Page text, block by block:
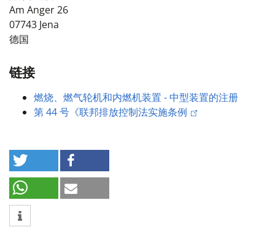
Am Anger 26
07743 Jena
德国
链接
燃烧、燃气轮机和内燃机装置 - 中型装置的注册
第 44 号《联邦排放控制法实施条例